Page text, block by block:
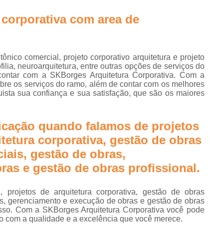
Projetos de Arquitetura Corporativa
Design Biofílico
Design Biofílico
Design Biofílico em Goiânia
Projeto Biofílico
Arquitetura de
Arquitetura de Salas
Arquitetura para Sala
Escritório Arquitetura
Escritório de Arquitetura
Escritório de Arquitetura
Escritório de
Projeto de Arquitetura Corporativa em São
Projeto de Arquitetura para
com area de
comercial, projeto corporativo arquitetura e projeto
neuroarquitetura, entre outras opções de serviços do
com a SKBorges Arquitetura Corporativa. Com a
os serviços do ramo, além de contar com os melhores
sua confiança e sua satisfação, que são os maiores
quando falamos de projetos
corporativa, gestão de obras
gestão de obras,
e gestão de obras profissional.
projetos de arquitetura corporativa, gestão de obras
gerenciamento e execução de obras e gestão de obras
Com a SKBorges Arquitetura Corporativa você pode
com a qualidade e a excelência que você merece.